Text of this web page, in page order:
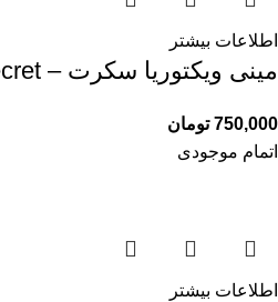
اطلاعات بیشتر
مینی ویکتوریا سکرت – Victoria’s Secret
750,000 تومان
اتمام موجودی
اطلاعات بیشتر